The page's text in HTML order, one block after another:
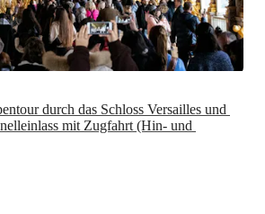
durch das Schloss Versailles und
mit Zugfahrt (Hin- und